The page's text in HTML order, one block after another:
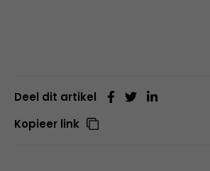
Deel dit artikel
Kopieer link